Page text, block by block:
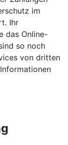
im
Ihr
das Online-
so noch
von dritten